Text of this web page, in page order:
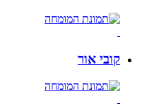
קובי אור